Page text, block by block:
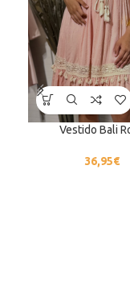
Vestido Bali
36,95€